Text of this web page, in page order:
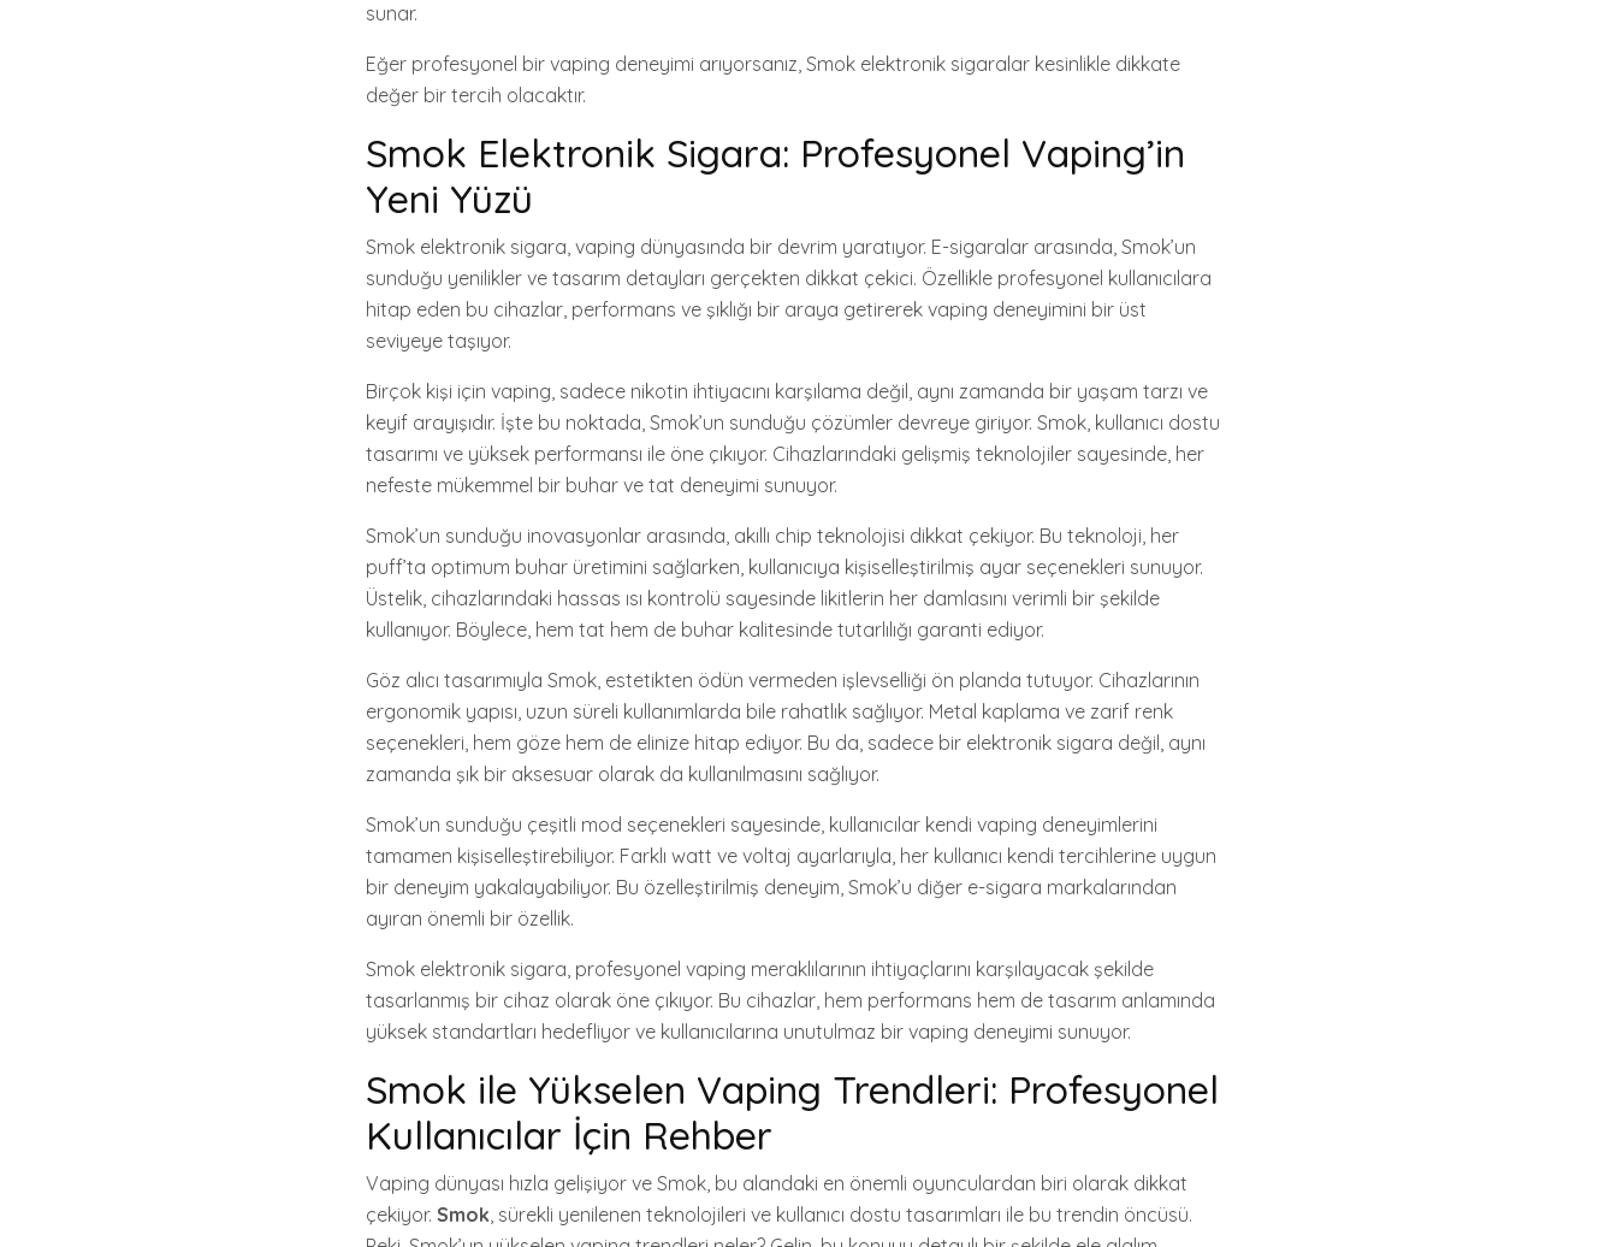
sunar.
Eğer profesyonel bir vaping deneyimi arıyorsanız, Smok elektronik sigaralar kesinlikle dikkate
değer bir tercih olacaktır.
Smok Elektronik Sigara: Profesyonel Vaping’in
Yeni Yüzü
Smok elektronik sigara, vaping dünyasında bir devrim yaratıyor. E-sigaralar arasında, Smok’un
sunduğu yenilikler ve tasarım detayları gerçekten dikkat çekici. Özellikle profesyonel kullanıcılara
hitap eden bu cihazlar, performans ve şıklığı bir araya getirerek vaping deneyimini bir üst
seviyeye taşıyor.
Birçok kişi için vaping, sadece nikotin ihtiyacını karşılama değil, aynı zamanda bir yaşam tarzı ve
keyif arayışıdır. İşte bu noktada, Smok’un sunduğu çözümler devreye giriyor. Smok, kullanıcı dostu
tasarımı ve yüksek performansı ile öne çıkıyor. Cihazlarındaki gelişmiş teknolojiler sayesinde, her
nefeste mükemmel bir buhar ve tat deneyimi sunuyor.
Smok’un sunduğu inovasyonlar arasında, akıllı chip teknolojisi dikkat çekiyor. Bu teknoloji, her
puff’ta optimum buhar üretimini sağlarken, kullanıcıya kişiselleştirilmiş ayar seçenekleri sunuyor.
Üstelik, cihazlarındaki hassas ısı kontrolü sayesinde likitlerin her damlasını verimli bir şekilde
kullanıyor. Böylece, hem tat hem de buhar kalitesinde tutarlılığı garanti ediyor.
Göz alıcı tasarımıyla Smok, estetikten ödün vermeden işlevselliği ön planda tutuyor. Cihazlarının
ergonomik yapısı, uzun süreli kullanımlarda bile rahatlık sağlıyor. Metal kaplama ve zarif renk
seçenekleri, hem göze hem de elinize hitap ediyor. Bu da, sadece bir elektronik sigara değil, aynı
zamanda şık bir aksesuar olarak da kullanılmasını sağlıyor.
Smok’un sunduğu çeşitli mod seçenekleri sayesinde, kullanıcılar kendi vaping deneyimlerini
tamamen kişiselleştirebiliyor. Farklı watt ve voltaj ayarlarıyla, her kullanıcı kendi tercihlerine uygun
bir deneyim yakalayabiliyor. Bu özelleştirilmiş deneyim, Smok’u diğer e-sigara markalarından
ayıran önemli bir özellik.
Smok elektronik sigara, profesyonel vaping meraklılarının ihtiyaçlarını karşılayacak şekilde
tasarlanmış bir cihaz olarak öne çıkıyor. Bu cihazlar, hem performans hem de tasarım anlamında
yüksek standartları hedefliyor ve kullanıcılarına unutulmaz bir vaping deneyimi sunuyor.
Smok ile Yükselen Vaping Trendleri: Profesyonel
Kullanıcılar İçin Rehber
Vaping dünyası hızla gelişiyor ve Smok, bu alandaki en önemli oyunculardan biri olarak dikkat
çekiyor. Smok, sürekli yenilenen teknolojileri ve kullanıcı dostu tasarımları ile bu trendin öncüsü.